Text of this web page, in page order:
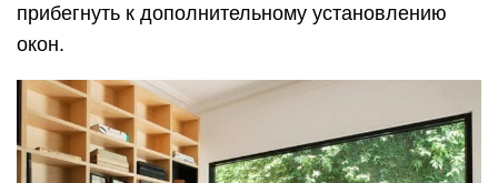
прибегнуть к дополнительному установлению
окон.